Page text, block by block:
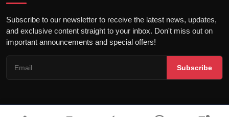
Subscribe to our newsletter to receive the latest news, updates,
and exclusive content straight to your inbox. Don't miss out on
important announcements and special offers!
Subscribe